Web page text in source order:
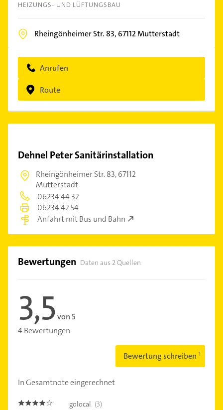
HEIZUNGS- UND LÜFTUNGSBAU
Rheingönheimer Str. 83, 67112Mutterstadt
Anrufen
Route
Dehnel Peter Sanitärinstallation
Rheingönheimer Str. 83,67112
Mutterstadt
06234 44 32
06234 42 54
Anfahrt mit Bus und Bahn
Bewertungen Daten aus 2 Quellen
3,5von 5
4 Bewertungen
Bewertung schreiben
In Gesamtnote eingerechnet
4.0 golocal (3)